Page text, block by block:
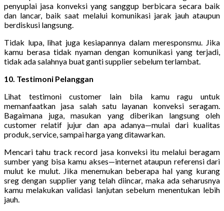
penyuplai jasa konveksi yang sanggup berbicara secara baik
dan lancar, baik saat melalui komunikasi jarak jauh ataupun
berdiskusi langsung.
Tidak lupa, lihat juga kesiapannya dalam meresponsmu. Jika
kamu berasa tidak nyaman dengan komunikasi yang terjadi,
tidak ada salahnya buat ganti supplier sebelum terlambat.
10. Testimoni Pelanggan
Lihat testimoni customer lain bila kamu ragu untuk
memanfaatkan jasa salah satu layanan konveksi seragam.
Bagaimana juga, masukan yang diberikan langsung oleh
customer relatif jujur dan apa adanya—mulai dari kualitas
produk, service, sampai harga yang ditawarkan.
Mencari tahu track record jasa konveksi itu melalui beragam
sumber yang bisa kamu akses—internet ataupun referensi dari
mulut ke mulut. Jika menemukan beberapa hal yang kurang
sreg dengan supplier yang telah diincar, maka ada seharusnya
kamu melakukan validasi lanjutan sebelum menentukan lebih
jauh.